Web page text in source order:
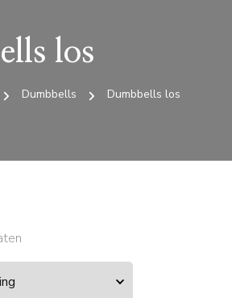
los
Dumbbells Dumbbells los